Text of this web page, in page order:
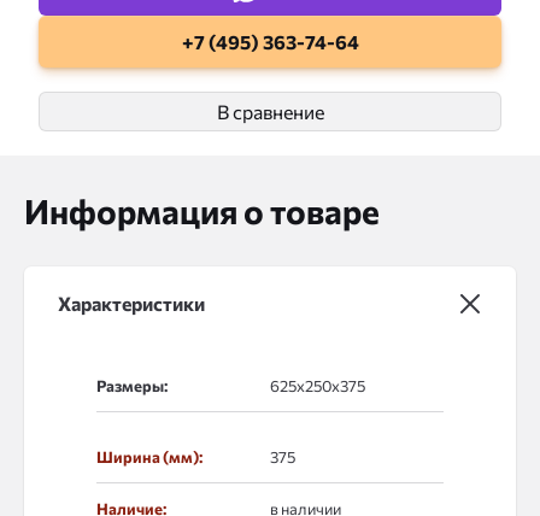
+7 (495) 363-74-64
В сравнение
Информация о товаре
Характеристики
Размеры:
Ширина (мм): 375
Наличие: в наличии